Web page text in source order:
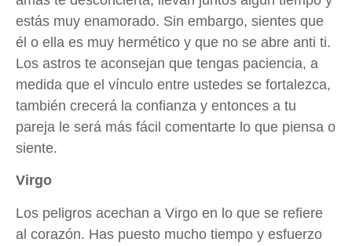
estás muy enamorado. Sin embargo, sientes que
él o ella es muy hermético y que no se abre anti ti.
Los astros te aconsejan que tengas paciencia, a
medida que el vínculo entre ustedes se fortalezca,
también crecerá la confianza y entonces a tu
pareja le será más fácil comentarte lo que piensa o
siente.
Virgo
Los peligros acechan a Virgo en lo que se refiere
al corazón. Has puesto mucho tiempo y esfuerzo